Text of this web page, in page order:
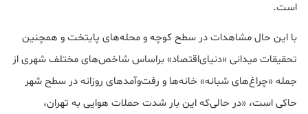
است.
با این حال مشاهدات در سطح کوچه و محله‌های پایتخت و همچنین
تحقیقات میدانی «دنیای‌اقتصاد» براساس شاخص‌های مختلف شهری از
جمله «چراغ‌های شبانه» خانه‌ها و رفت‌وآمدهای روزانه در سطح شهر
حاکی است، «در حالی‌که این بار شدت حملات هوایی به تهران،